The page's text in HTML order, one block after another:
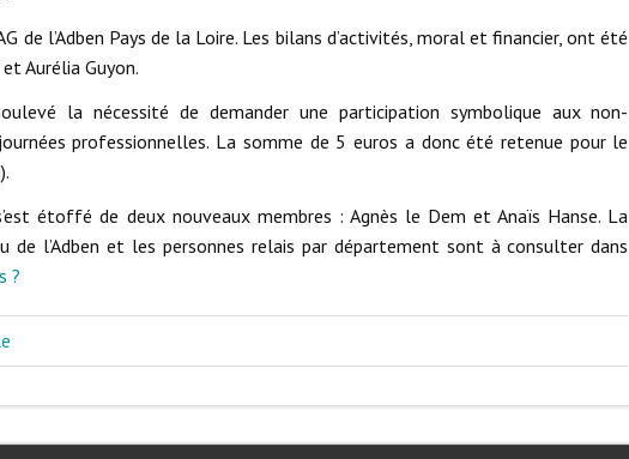
de l’Adben Pays de la Loire. Les bilans d’activités, moral et financier, ont été
Aurélia Guyon.
la nécessité de demander une participation symbolique aux non-
professionnelles. La somme de 5 euros a donc été retenue pour le
étoffé de deux nouveaux membres : Agnès le Dem et Anaïs Hanse. La
de l’Adben et les personnes relais par département sont à consulter dans
?